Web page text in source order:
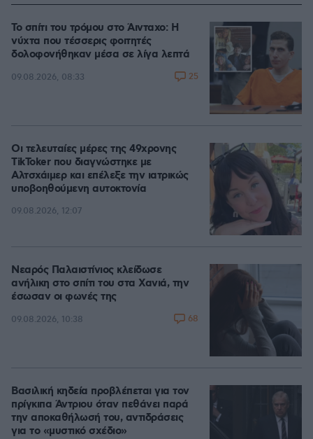
Το σπίτι του τρόμου στο Άινταχο: Η
νύχτα που τέσσερις φοιτητές
δολοφονήθηκαν μέσα σε λίγα λεπτά
09.08.2026, 08:33 25
Οι τελευταίες μέρες της 49χρονης
TikToker που διαγνώστηκε με
Αλτσχάιμερ και επέλεξε την ιατρικώς
υποβοηθούμενη αυτοκτονία
09.08.2026, 12:07
Νεαρός Παλαιστίνιος κλείδωσε
ανήλικη στο σπίτι του στα Χανιά, την
έσωσαν οι φωνές της
09.08.2026, 10:38 68
Βασιλική κηδεία προβλέπεται για τον
πρίγκιπα Άντριου όταν πεθάνει παρά
την αποκαθήλωσή του, αντιδράσεις
για το «μυστικό σχέδιο»